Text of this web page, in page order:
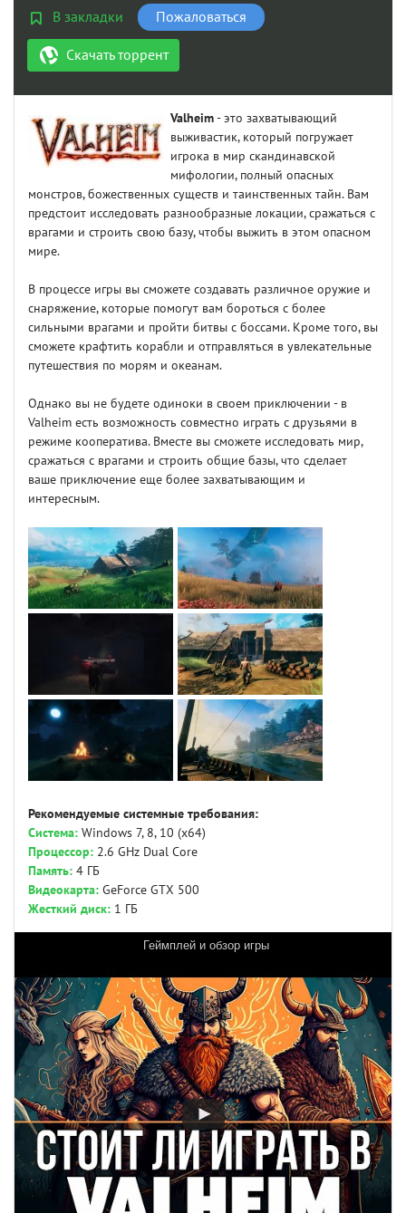
В закладки
Пожаловаться
Скачать торрент
Valheim- это захватывающий
выживастик, который погружает
игрока в мир скандинавской
мифологии, полный опасных
монстров, божественных существ и таинственных тайн. Вам
предстоит исследовать разнообразные локации, сражаться с
врагами и строить свою базу, чтобы выжить в этом опасном
мире.
В процессе игры вы сможете создавать различное оружие и
снаряжение, которые помогут вам бороться с более
сильными врагами и пройти битвы с боссами. Кроме того, вы
сможете крафтить корабли и отправляться в увлекательные
путешествия по морям и океанам.
Однако вы не будете одиноки в своем приключении - в
Valheim есть возможность совместно играть с друзьями в
режиме кооператива. Вместе вы сможете исследовать мир,
сражаться с врагами и строить общие базы, что сделает
ваше приключение еще более захватывающим и
интересным.
Рекомендуемые системные требования:
Система: Windows 7, 8, 10 (x64)
Процессор: 2.6 GHz Dual Core
Память: 4 ГБ
Видеокарта: GeForce GTX 500
Жесткий диск: 1 ГБ
Геймплей и обзор игры